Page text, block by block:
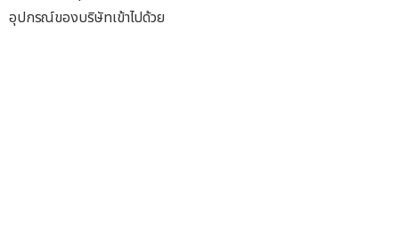
อุปกรณ์ของบริษัทเข้าไปด้วย